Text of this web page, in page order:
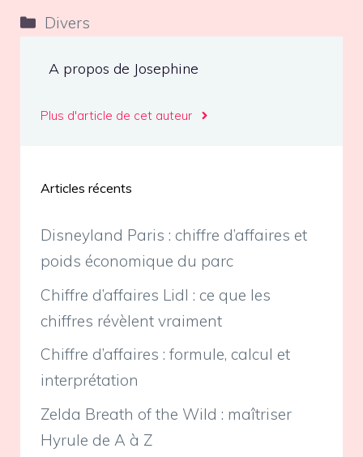
Catégories
Divers
A propos de Josephine
Plus d'article de cet auteur
Articles récents
Disneyland Paris : chiffre d’affaires et
poids économique du parc
Chiffre d’affaires Lidl : ce que les
chiffres révèlent vraiment
Chiffre d’affaires : formule, calcul et
interprétation
Zelda Breath of the Wild : maîtriser
Hyrule de A à Z